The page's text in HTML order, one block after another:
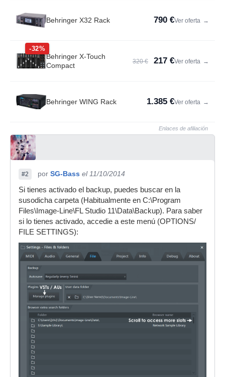
Behringer X32 Rack 790 €Ver oferta →
-32%
Behringer X-Touch
Compact
320 € 217 €Ver oferta →
Behringer WING Rack 1.385 €Ver oferta →
Enlaces de afiliación
#2 por SG-Bass el 11/10/2014
Si tienes activado el backup, puedes buscar en la
susodicha carpeta (Habitualmente en C:\Program
Files\Image-Line\FL Studio 11\Data\Backup). Para saber
si lo tienes activado, accedie a este menú (OPTIONS/
FILE SETTINGS):